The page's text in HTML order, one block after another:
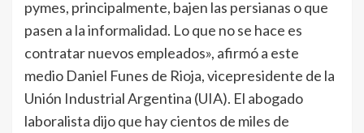
pymes, principalmente, bajen las persianas o que
pasen a la informalidad. Lo que no se hace es
contratar nuevos empleados», afirmó a este
medio Daniel Funes de Rioja, vicepresidente de la
Unión Industrial Argentina (UIA). El abogado
laboralista dijo que hay cientos de miles de